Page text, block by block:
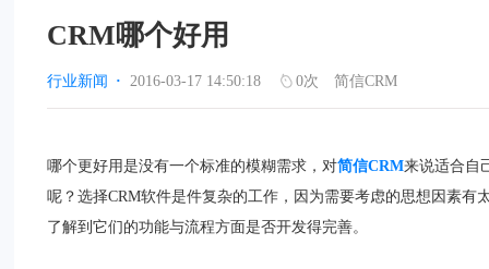
CRM哪个好用
行业新闻 · 2016-03-17 14:50:18 0次 简信CRM
哪个更好用是没有一个标准的模糊需求，对简信CRM来说适合自
呢？选择CRM软件是件复杂的工作，因为需要考虑的思想因素
了解到它们的功能与流程方面是否开发得完善。